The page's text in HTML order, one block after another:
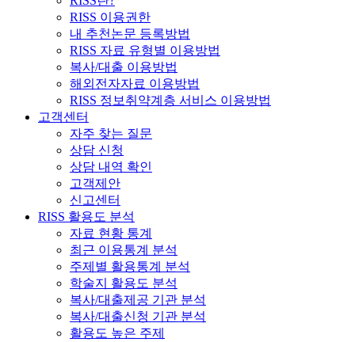
RISS 이용권한
내 추천논문 등록방법
RISS 자료 유형별 이용방법
복사/대출 이용방법
해외전자자료 이용방법
RISS 정보취약계층 서비스 이용방법
고객센터
자주 찾는 질문
상담 신청
상담 내역 확인
고객제안
신고센터
RISS 활용도 분석
자료 현황 통계
최근 이용통계 분석
주제별 활용통계 분석
학술지 활용도 분석
복사/대출제공 기관 분석
복사/대출신청 기관 분석
활용도 높은 주제